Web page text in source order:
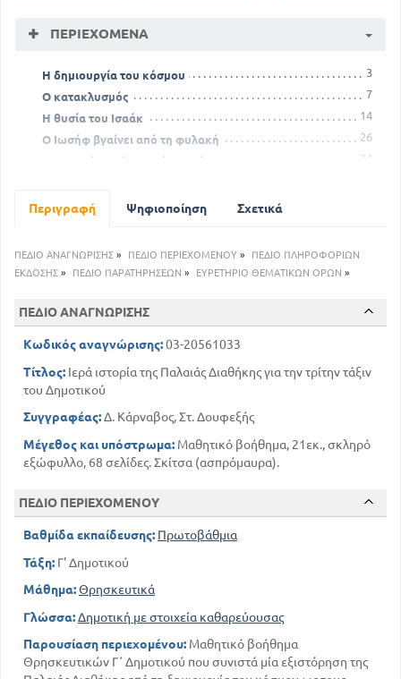
ΠΕΡΙΕΧΌΜΕΝΑ
Η δημιουργία του κόσμου
3
Ο κατακλυσμός
7
Η θυσία του Ισαάκ
14
Ο Ιωσήφ βγαίνει από τη φυλακή
26
Ο Μωυσής φεύγει από την Αίγυπτο
34
Η διαίρεση του βασιλείου
Περιγραφή Ψηφιοποίηση Σχετικά
ΠΕΔΙΟ ΑΝΑΓΝΩΡΙΣΗΣ » ΠΕΔΙΟ ΠΕΡΙΕΧΟΜΕΝΟΥ »
ΠΕΔΙΟ ΠΛΗΡΟΦΟΡΙΩΝ
ΕΚΔΟΣΗΣ » ΠΕΔΙΟ ΠΑΡΑΤΗΡΗΣΕΩΝ » ΕΥΡΕΤΗΡΙΟ ΘΕΜΑΤΙΚΩΝ ΟΡΩΝ »
ΠΕΔΙΟ ΑΝΑΓΝΩΡΙΣΗΣ
Κωδικός αναγνώρισης:03-20561033
Τίτλος: Ιερά ιστορία της Παλαιάς Διαθήκης για την τρίτην τάξιν
του Δημοτικού
Συγγραφέας:Δ. Κάρναβος, Στ. Δουφεξής
Μέγεθος και υπόστρωμα: Μαθητικό βοήθημα, 21εκ., σκληρό
εξώφυλλο, 68 σελίδες. Σκίτσα (ασπρόμαυρα).
ΠΕΔΙΟ ΠΕΡΙΕΧΟΜΕΝΟΥ
Βαθμίδα εκπαίδευσης: Πρωτοβάθμια
Τάξη: Γ' Δημοτικού
Μάθημα:Θρησκευτικά
Γλώσσα:Δημοτική με στοιχεία καθαρεύουσας
Παρουσίαση περιεχομένου: Μαθητικό βοήθημα
Θρησκευτικών Γ΄ Δημοτικού που συνιστά μία εξιστόρηση της